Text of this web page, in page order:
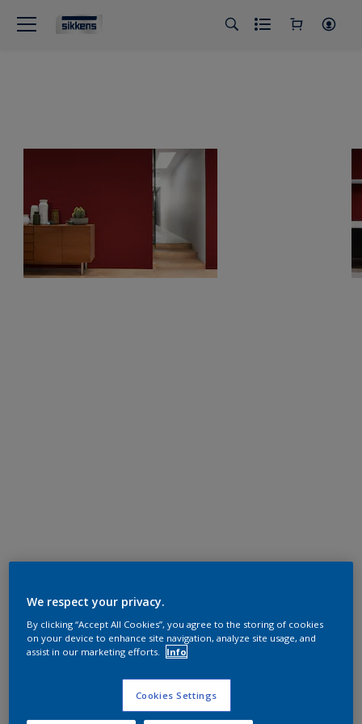
We respect your privacy.
By clicking “Accept All Cookies”, you agree to the storing of cookies
on your device to enhance site navigation, analyze site usage, and
assist in our marketing efforts.
Info
Cookies Settings